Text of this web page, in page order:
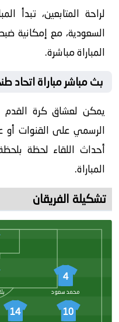
السعودية، مع إمكانية
المباراة مباشرة.
بث مباشر مباراة اتحاد
يمكن لعشاق كرة القدم
الرسمي على القنوات أو
أحداث اللقاء لحظة
المباراة.
تشكيلة الفريقان
4
محمد سعود
10
14